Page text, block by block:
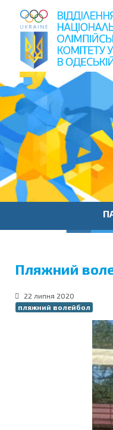
пошук
по
сайту
Пляжний
22 липня 2020
пляжний волейбол